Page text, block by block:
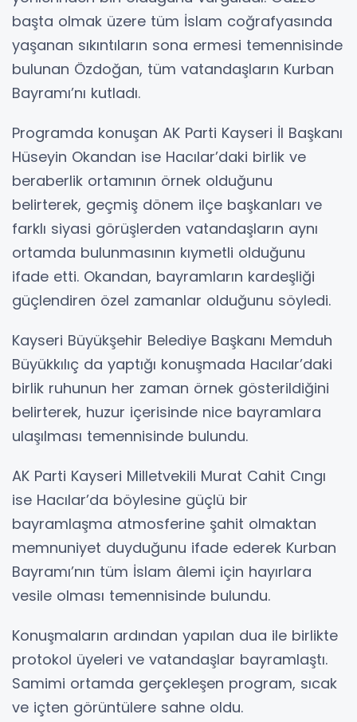
başta olmak üzere tüm İslam coğrafyasında
yaşanan sıkıntıların sona ermesi temennisinde
bulunan Özdoğan, tüm vatandaşların Kurban
Bayramı’nı kutladı.
Programda konuşan AK Parti Kayseri İl Başkanı
Hüseyin Okandan ise Hacılar’daki birlik ve
beraberlik ortamının örnek olduğunu
belirterek, geçmiş dönem ilçe başkanları ve
farklı siyasi görüşlerden vatandaşların aynı
ortamda bulunmasının kıymetli olduğunu
ifade etti. Okandan, bayramların kardeşliği
güçlendiren özel zamanlar olduğunu söyledi.
Kayseri Büyükşehir Belediye Başkanı Memduh
Büyükkılıç da yaptığı konuşmada Hacılar’daki
birlik ruhunun her zaman örnek gösterildiğini
belirterek, huzur içerisinde nice bayramlara
ulaşılması temennisinde bulundu.
AK Parti Kayseri Milletvekili Murat Cahit Cıngı
ise Hacılar’da böylesine güçlü bir
bayramlaşma atmosferine şahit olmaktan
memnuniyet duyduğunu ifade ederek Kurban
Bayramı’nın tüm İslam âlemi için hayırlara
vesile olması temennisinde bulundu.
Konuşmaların ardından yapılan dua ile birlikte
protokol üyeleri ve vatandaşlar bayramlaştı.
Samimi ortamda gerçekleşen program, sıcak
ve içten görüntülere sahne oldu.